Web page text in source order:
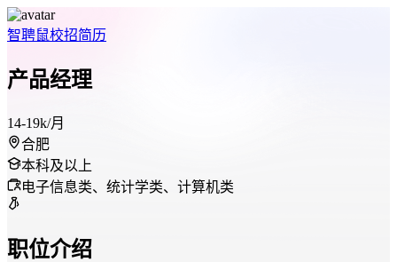
智聘鼠校招简历
产品经理
14-19k/月
合肥
本科及以上
电子信息类、统计学类、计算机类
职位介绍